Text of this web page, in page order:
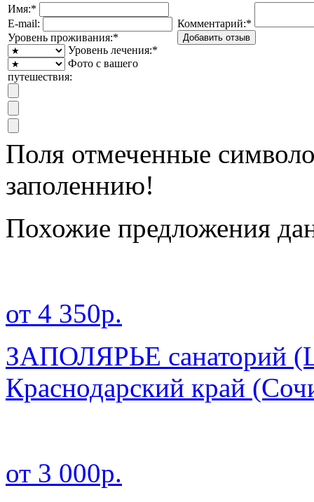
Имя:*
E-mail:
Уровень проживания:*
Уровень лечения:*
Фото с вашего
путешествия:
Комментарий:*
Поля отмеченные
заполеннию!
Похожие предложения
от 4 350р.
ЗАПОЛЯРЬЕ санаторий
Краснодарский край
от 3 000р.